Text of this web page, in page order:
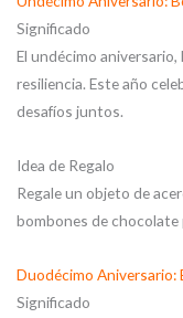
Significado
El undécimo aniversario,
resiliencia. Este año
desafíos juntos.
Idea de Regalo
Regale un objeto de
bombones de chocolate
Duodécimo Aniversario:
Significado